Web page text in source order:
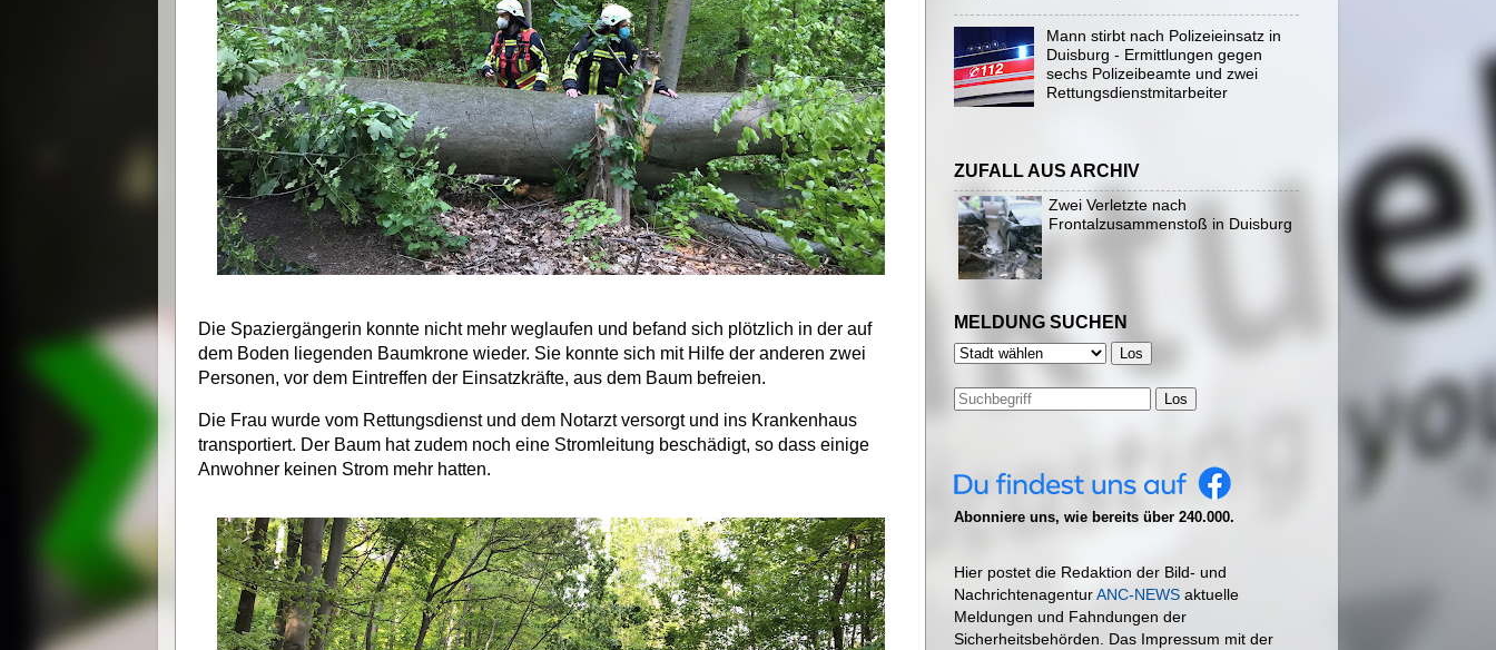
Die Spaziergängerin konnte nicht mehr weglaufen und befand sich plötzlich in der auf
dem Boden liegenden Baumkrone wieder. Sie konnte sich mit Hilfe der anderen zwei
Personen, vor dem Eintreffen der Einsatzkräfte, aus dem Baum befreien.
Die Frau wurde vom Rettungsdienst und dem Notarzt versorgt und ins Krankenhaus
transportiert. Der Baum hat zudem noch eine Stromleitung beschädigt, so dass einige
Anwohner keinen Strom mehr hatten.
Mann stirbt nach Polizeieinsatz in
Duisburg - Ermittlungen gegen
sechs Polizeibeamte und zwei
Rettungsdienstmitarbeiter
ZUFALL AUS ARCHIV
Zwei Verletzte nach
Frontalzusammenstoß in Duisburg
MELDUNG SUCHEN
Los
Abonniere uns, wie bereits über 240.000.
Hier postet die Redaktion der Bild- und
NachrichtenagenturANC-NEWS aktuelle
Meldungen und Fahndungen der
Sicherheitsbehörden. Das Impressum mit der